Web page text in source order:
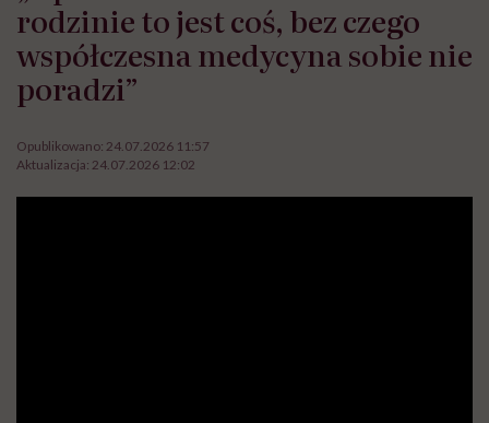
rodzinie to jest coś, bez czego
współczesna medycyna sobie nie
poradzi”
Opublikowano: 24.07.2026 11:57
Aktualizacja: 24.07.2026 12:02